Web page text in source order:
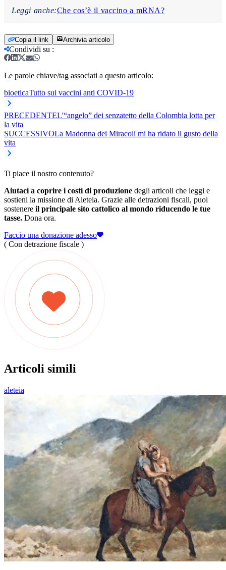
Leggi anche:Che cos’è il vaccino a mRNA?
Copia il link Archivia articolo
Condividi su :
Le parole chiave/tag associati a questo articolo:
bioeticaTutto sui vaccini anti COVID-19
PRECEDENTEL'“angelo” dei senzatetto della Colombia lotta per
la vita
SUCCESSIVOLa Madonna dei Miracoli mi ha ridato il gusto della
vita
Ti piace il nostro contenuto?
Aiutaci a coprire i costi di produzione degli articoli che leggi e
sostieni la missione di Aleteia. Grazie alle detrazioni fiscali, puoi
sostenere il principale sito cattolico al mondo riducendo le tue
tasse. Dona ora.
Faccio una donazione adesso
( Con detrazione fiscale )
Articoli simili
aleteia